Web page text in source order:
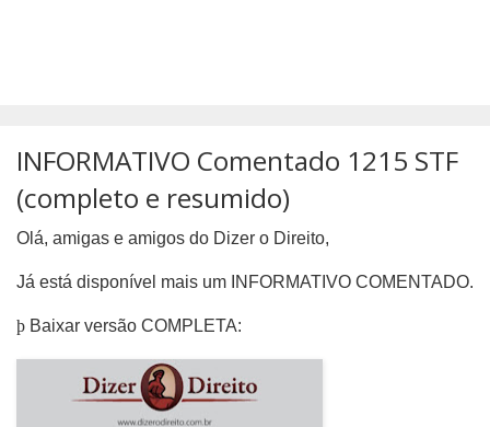
INFORMATIVO Comentado 1215 STF
(completo e resumido)
Olá, amigas e amigos do Dizer o Direito,
Já está disponível mais um INFORMATIVO COMENTADO.
þ Baixar versão COMPLETA: